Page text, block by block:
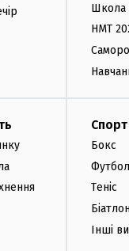
Школа
НМТ
Спорт
Бокс
Футбол
Теніс
Інші